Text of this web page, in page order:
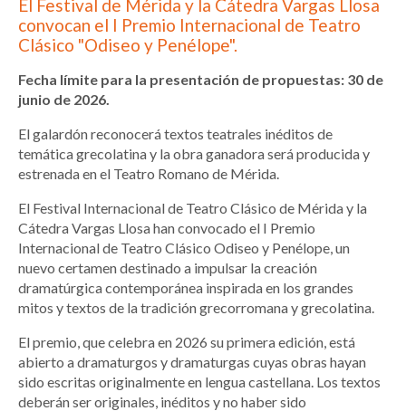
El Festival de Mérida y la Cátedra Vargas Llosa
convocan el I Premio Internacional de Teatro
Clásico "Odiseo y Penélope".
Fecha límite para la presentación de propuestas: 30 de
junio de 2026.
El galardón reconocerá textos teatrales inéditos de
temática grecolatina y la obra ganadora será producida y
estrenada en el Teatro Romano de Mérida.
El Festival Internacional de Teatro Clásico de Mérida y la
Cátedra Vargas Llosa han convocado el I Premio
Internacional de Teatro Clásico Odiseo y Penélope, un
nuevo certamen destinado a impulsar la creación
dramatúrgica contemporánea inspirada en los grandes
mitos y textos de la tradición grecorromana y grecolatina.
El premio, que celebra en 2026 su primera edición, está
abierto a dramaturgos y dramaturgas cuyas obras hayan
sido escritas originalmente en lengua castellana. Los textos
deberán ser originales, inéditos y no haber sido